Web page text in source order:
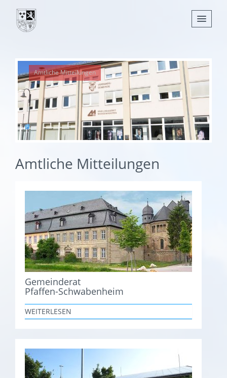
Nachrichten
Leben
Verwaltung
Tourismus
Gemeinden
Amtliche Mitteilungen
Amtliche Mitteilungen
Gemeinderat
Pfaffen-Schwabenheim
WEITERLESEN